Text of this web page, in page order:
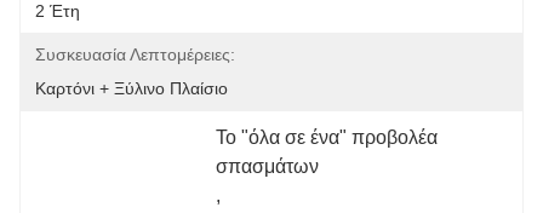
2 Έτη
Συσκευασία Λεπτομέρειες:
Καρτόνι + Ξύλινο Πλαίσιο
Το "όλα σε ένα" προβολέα
σπασμάτων
,